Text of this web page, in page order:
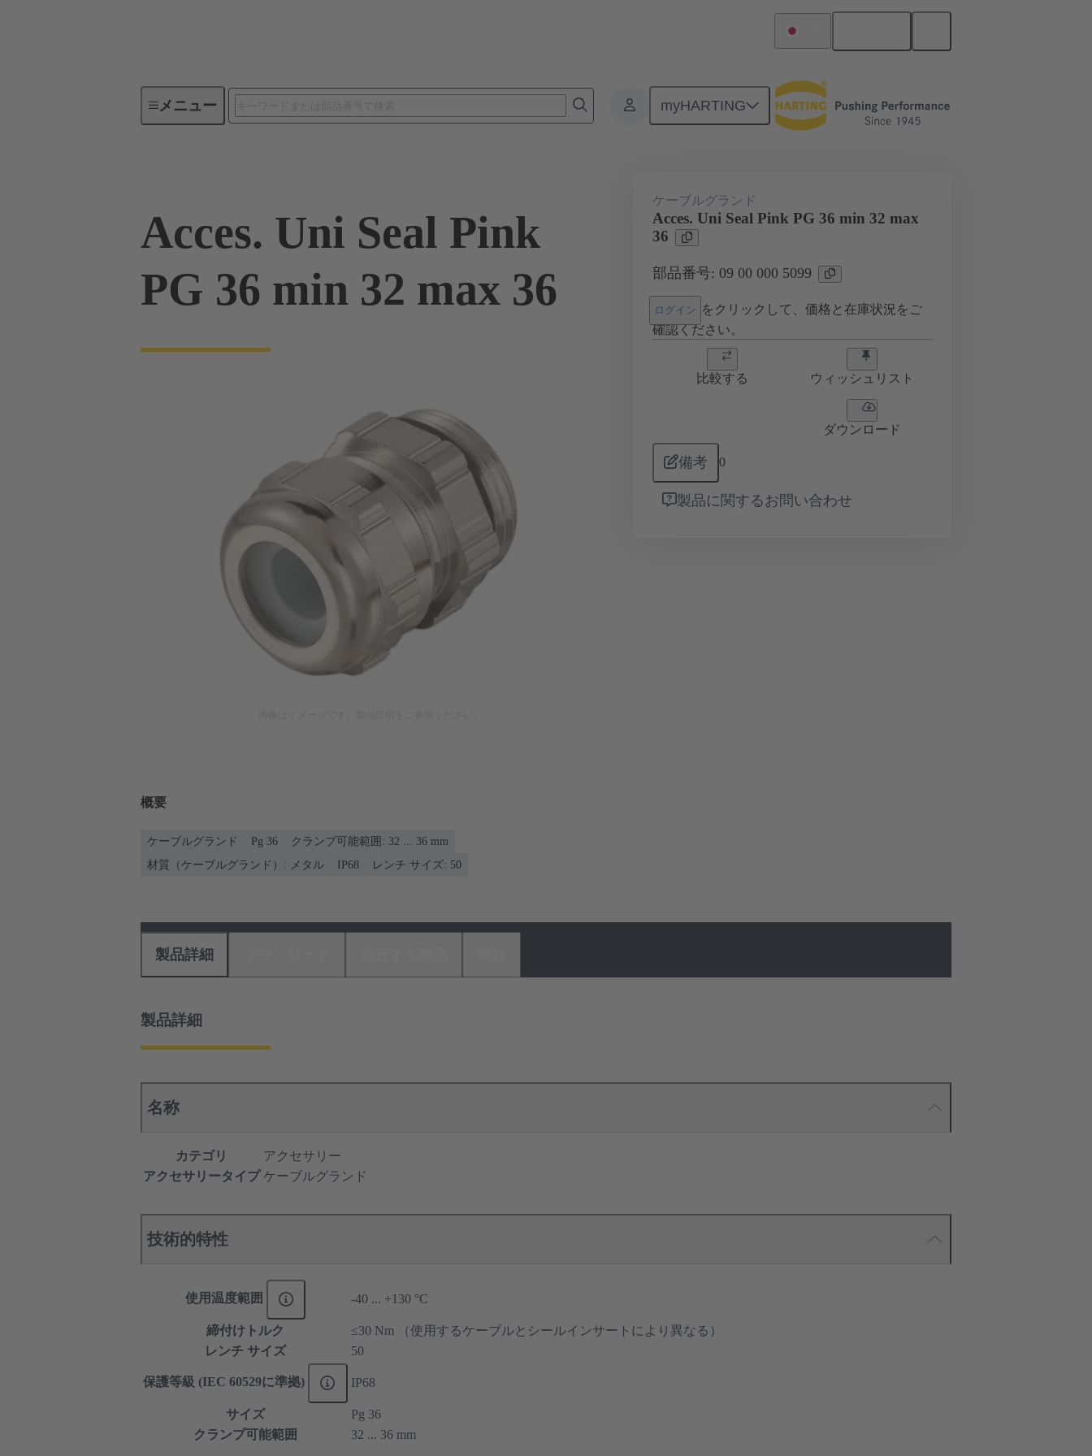
メニュー myHARTING
産業用コネクタ / Han® ケーブルグランド 09 00 000 5099
Acces. Uni Seal Pink
PG 36 min 32 max 36
ケーブルグランド
Acces. Uni Seal Pink PG 36 min 32 max
36
部品番号: 09 00 000 5099
ログイン をクリックして、価格と在庫状況をご
確認ください。
比較する ウィッシュリスト
ダウンロード
備考 0
製品に関するお問い合わせ
概要
ケーブルグランド Pg 36
クランプ可能範囲: 32 ... 36 mm
材質（ケーブルグランド）: メタル
IP68 レンチ サイズ: 50
製品詳細
製品詳細
名称
カテゴリ
アクセサリー
アクセサリータイプ ケーブルグランド
技術的特性
使用温度範囲 -40 ... +130 °C
締付けトルク
≤30 Nm （使用するケーブルとシールインサートにより異なる）
レンチ サイズ
50
保護等級 (IEC 60529に準拠) IP68
サイズ
Pg 36
クランプ可能範囲
32 ... 36 mm